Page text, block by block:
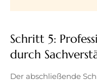
Schritt 5:
durch
Der abschließende